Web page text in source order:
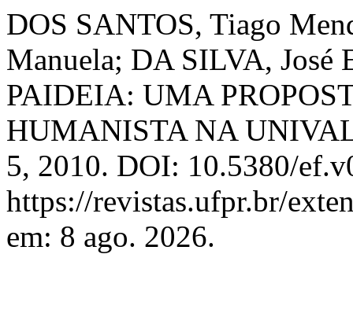
DOS SANTOS, Tiago
Manuela; DA SILVA, José
PAIDEIA: UMA
HUMANISTA NA
5, 2010. DOI: 10.5380/
https://revistas.ufpr.br/
em: 8 ago. 2026.